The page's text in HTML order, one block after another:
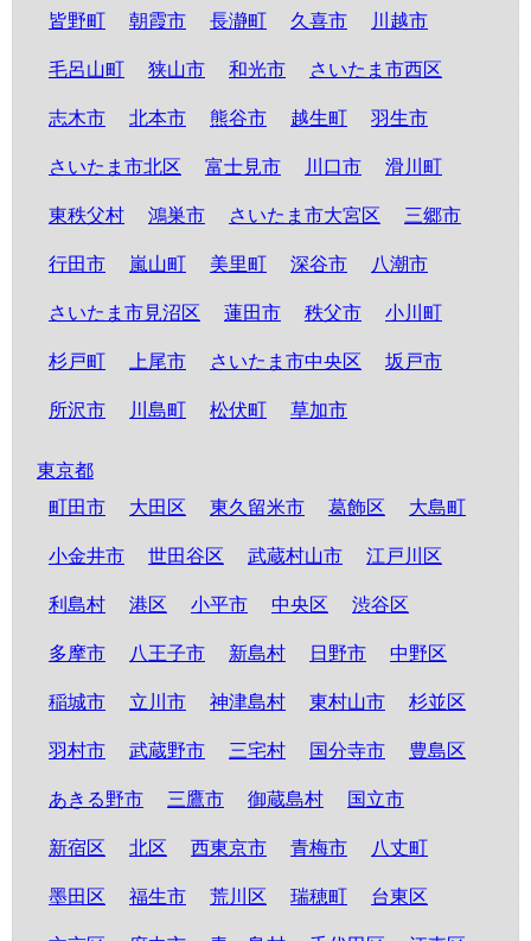
皆野町 朝霞市 長瀞町 久喜市 川越市
毛呂山町 狭山市 和光市 さいたま市西区
志木市 北本市 熊谷市 越生町 羽生市
さいたま市北区 富士見市 川口市 滑川町
東秩父村 鴻巣市 さいたま市大宮区 三郷市
行田市 嵐山町 美里町 深谷市 八潮市
さいたま市見沼区 蓮田市 秩父市 小川町
杉戸町 上尾市 さいたま市中央区 坂戸市
所沢市 川島町 松伏町 草加市
東京都
町田市
大田区 東久留米市 葛飾区 大島町
小金井市 世田谷区 武蔵村山市 江戸川区
利島村 港区 小平市 中央区 渋谷区
多摩市 八王子市 新島村 日野市 中野区
稲城市 立川市 神津島村 東村山市 杉並区
羽村市 武蔵野市 三宅村 国分寺市 豊島区
あきる野市 三鷹市 御蔵島村 国立市
新宿区 北区 西東京市 青梅市 八丈町
墨田区 福生市 荒川区 瑞穂町 台東区